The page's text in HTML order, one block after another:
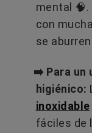
mental
con
se
➡️ Para un
higiénico:
inoxidable
fáciles de